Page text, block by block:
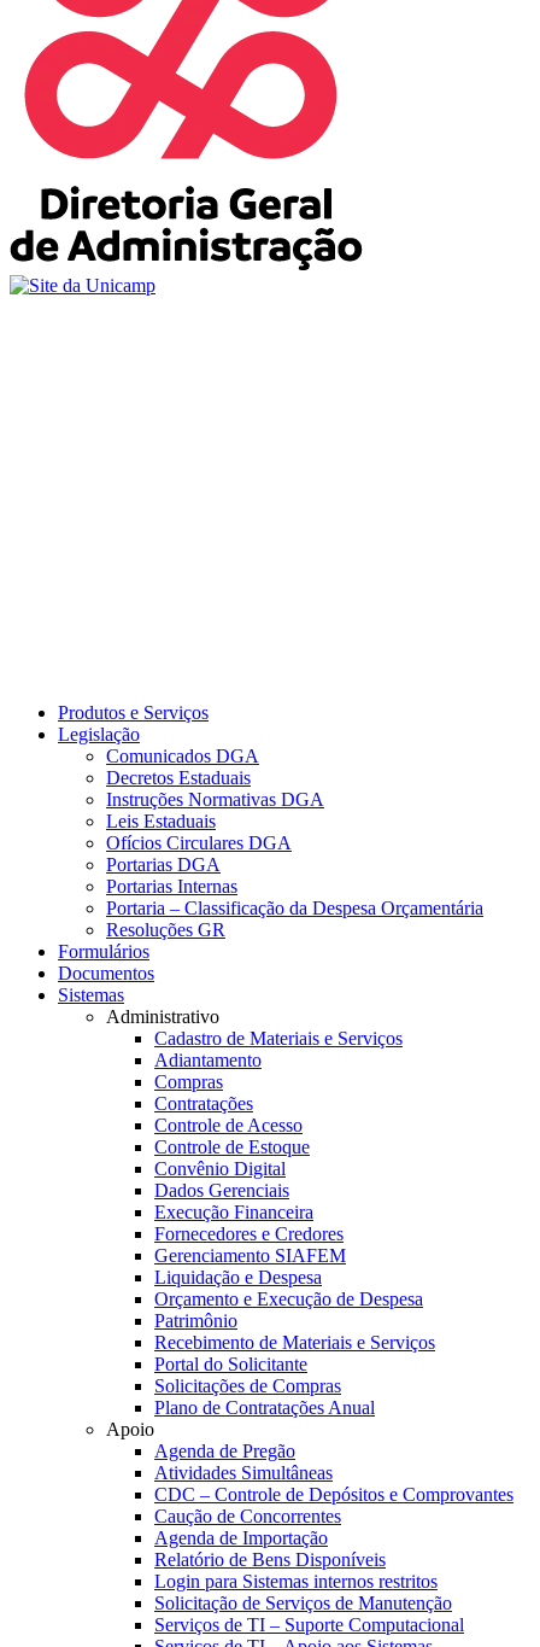
Produtos e Serviços
Legislação
Comunicados DGA
Decretos Estaduais
Instruções Normativas DGA
Leis Estaduais
Ofícios Circulares DGA
Portarias DGA
Portarias Internas
Portaria – Classificação da Despesa Orçamentária
Resoluções GR
Formulários
Documentos
Sistemas
Administrativo
Cadastro de Materiais e Serviços
Adiantamento
Compras
Contratações
Controle de Acesso
Controle de Estoque
Convênio Digital
Dados Gerenciais
Execução Financeira
Fornecedores e Credores
Gerenciamento SIAFEM
Liquidação e Despesa
Orçamento e Execução de Despesa
Patrimônio
Recebimento de Materiais e Serviços
Portal do Solicitante
Solicitações de Compras
Plano de Contratações Anual
Apoio
Agenda de Pregão
Atividades Simultâneas
CDC – Controle de Depósitos e Comprovantes
Caução de Concorrentes
Agenda de Importação
Relatório de Bens Disponíveis
Login para Sistemas internos restritos
Solicitação de Serviços de Manutenção
Serviços de TI – Suporte Computacional